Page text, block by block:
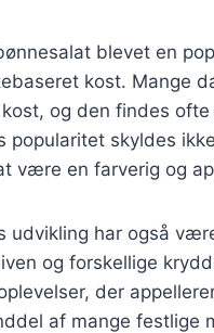
blevet en
kost. Mange
og den findes
popularitet skyldes
være en farverig og
udvikling har også
og forskellige
der
af mange festlige